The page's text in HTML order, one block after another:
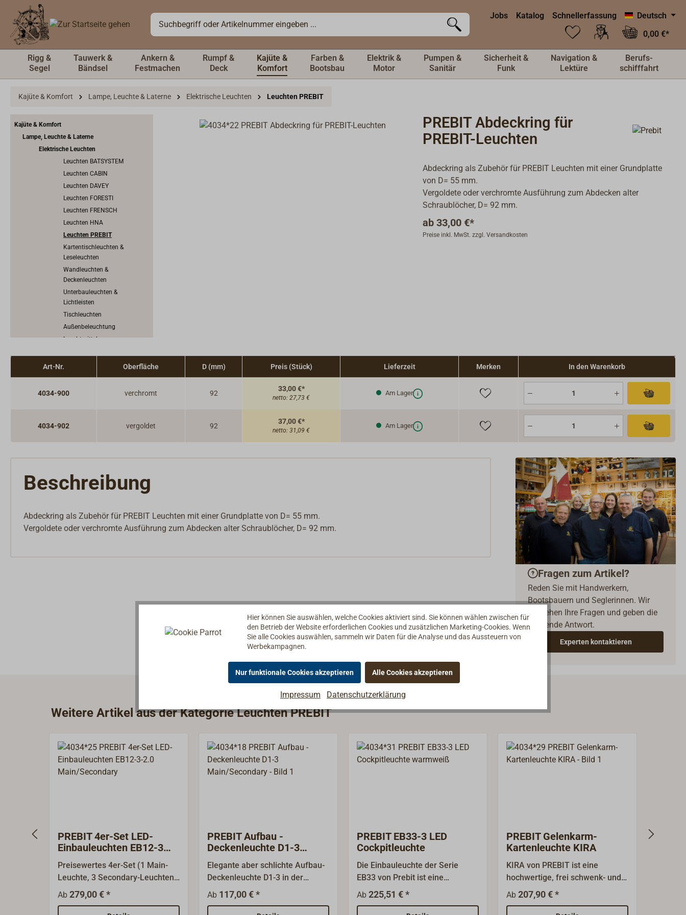
springen Jobs Katalog Schnellerfassung
Deutsch
0,00 €*
Rigg &
Segel
Tauwerk &
Bändsel
Ankern &
Festmachen
Rumpf &
Deck
Kajüte &
Komfort
Farben &
Bootsbau
Elektrik &
Motor
Pumpen &
Sanitär
Sicherheit &
Funk
Navigation &
Lektüre
Berufs-
schifffahrt
Kajüte & Komfort Lampe, Leuchte & Laterne Elektrische Leuchten Leuchten PREBIT
Kajüte & Komfort
Lampe, Leuchte & Laterne
Elektrische Leuchten
Leuchten BATSYSTEM
Leuchten CABIN
Leuchten DAVEY
Leuchten FORESTI
Leuchten FRENSCH
Leuchten HNA
Leuchten PREBIT
Kartentischleuchten &
Leseleuchten
Wandleuchten &
Deckenleuchten
Unterbauleuchten &
Lichtleisten
Tischleuchten
Außenbeleuchtung
Leuchtmittel
Uhren, Barometer & Instrumente
Scharniere & Lukenbänder
Riegel & Verschlüsse
Haken
PREBIT Abdeckring für
PREBIT-Leuchten
Abdeckring als Zubehör für PREBIT Leuchten mit einer Grundplatte
von D= 55 mm.
Vergoldete oder verchromte Ausführung zum Abdecken alter
Schraublöcher, D= 92 mm.
ab 33,00 €*
Preise inkl. MwSt. zzgl. Versandkosten
Art-Nr. Oberfläche D (mm) Preis (Stück) Lieferzeit Merken In den Warenkorb
4034-900 verchromt 92
33,00 €*
netto: 27,73 €
Am Lager
4034-902 vergoldet 92
37,00 €*
netto: 31,09 €
Am Lager
Beschreibung
Abdeckring als Zubehör für PREBIT Leuchten mit einer Grundplatte von D= 55 mm.
Vergoldete oder verchromte Ausführung zum Abdecken alter Schraublöcher, D= 92 mm.
Fragen zum Artikel?
Reden Sie mit Handwerkern,
Bootsbauern und Seglerinnen. Wir
verstehen Ihre Fragen und geben die
passende Antwort.
Experten kontaktieren
Weitere Artikel aus der Kategorie Leuchten PREBIT
PREBIT 4er-Set LED-
Einbauleuchten EB12-3
-2.0 Main/Secondary
Preisewertes 4er-Set (1 Main-
Leuchte, 3 Secondary-Leuchten)
der eleganten, schlichten LED
Einbau-Deckenleuchten EB12-3
Ab 279,00 € *
PREBIT Aufbau -
Deckenleuchte D1-3
Main/Secondary
Elegante aber schlichte Aufbau-
Deckenleuchte D1-3 in der
Main/Seconday -
Konfiguration.Hier kann die
Ab 117,00 € *
PREBIT EB33-3 LED
Cockpitleuchte
Die Einbauleuchte der Serie
EB33 von Prebit ist eine
kompakte LED-Einbauleuchte für
den Außenbereich, die sich ideal
Ab 225,51 € *
PREBIT Gelenkarm-
Kartenleuchte KIRA
KIRA von PREBIT ist eine
hochwertige, frei schwenk- und
drehbare Gelenkarm-Leuchte.
Sie eignet sich gut als Lese- oder
Ab 207,90 € *
Hier können Sie auswählen, welche Cookies aktiviert sind. Sie können wählen zwischen für
den Betrieb der Website erforderlichen Cookies und zusätzlichen Marketing-Cookies. Wenn
Sie alle Cookies auswählen, sammeln wir Daten für die Analyse und das Aussteuern von
Werbekampagnen.
Nur funktionale Cookies akzeptieren Alle Cookies akzeptieren
Impressum Datenschutzerklärung